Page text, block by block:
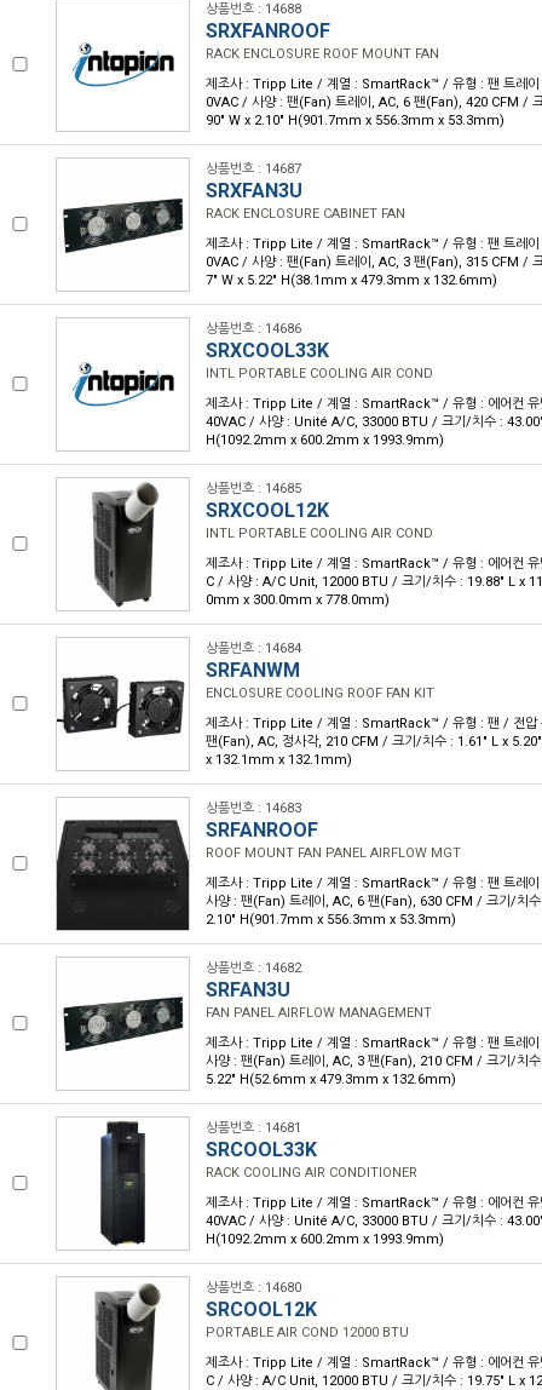
상품번호 : 14688
SRXFANROOF
RACK ENCLOSURE ROOF MOUNT FAN
제조사 : Tripp Lite / 계열 : SmartRack™ / 유형 : 팬 트레
0VAC / 사양 : 팬(Fan) 트레이, AC, 6 팬(Fan), 420 CFM /
90" W x 2.10" H(901.7mm x 556.3mm x 53.3mm)
상품번호 : 14687
SRXFAN3U
RACK ENCLOSURE CABINET FAN
제조사 : Tripp Lite / 계열 : SmartRack™ / 유형 : 팬 트레
0VAC / 사양 : 팬(Fan) 트레이, AC, 3 팬(Fan), 315 CFM /
7" W x 5.22" H(38.1mm x 479.3mm x 132.6mm)
상품번호 : 14686
SRXCOOL33K
INTL PORTABLE COOLING AIR COND
제조사 : Tripp Lite / 계열 : SmartRack™ / 유형 : 에어컨
40VAC / 사양 : Unité A/C, 33000 BTU / 크기/치수 :
H(1092.2mm x 600.2mm x 1993.9mm)
상품번호 : 14685
SRXCOOL12K
INTL PORTABLE COOLING AIR COND
제조사 : Tripp Lite / 계열 : SmartRack™ / 유형 : 에어컨
C / 사양 : A/C Unit, 12000 BTU / 크기/치수 : 19.88" L x
0mm x 300.0mm x 778.0mm)
상품번호 : 14684
SRFANWM
ENCLOSURE COOLING ROOF FAN KIT
제조사 : Tripp Lite / 계열 : SmartRack™ / 유형 : 팬 / 전압
팬(Fan), AC, 정사각, 210 CFM / 크기/치수 : 1.61" L x
x 132.1mm x 132.1mm)
상품번호 : 14683
SRFANROOF
ROOF MOUNT FAN PANEL AIRFLOW MGT
제조사 : Tripp Lite / 계열 : SmartRack™ / 유형 : 팬 트레
사양 : 팬(Fan) 트레이, AC, 6 팬(Fan), 630 CFM / 크기/치
2.10" H(901.7mm x 556.3mm x 53.3mm)
상품번호 : 14682
SRFAN3U
FAN PANEL AIRFLOW MANAGEMENT
제조사 : Tripp Lite / 계열 : SmartRack™ / 유형 : 팬 트레
사양 : 팬(Fan) 트레이, AC, 3 팬(Fan), 210 CFM / 크기/치
5.22" H(52.6mm x 479.3mm x 132.6mm)
상품번호 : 14681
SRCOOL33K
RACK COOLING AIR CONDITIONER
제조사 : Tripp Lite / 계열 : SmartRack™ / 유형 : 에어컨
40VAC / 사양 : Unité A/C, 33000 BTU / 크기/치수 :
H(1092.2mm x 600.2mm x 1993.9mm)
상품번호 : 14680
SRCOOL12K
PORTABLE AIR COND 12000 BTU
제조사 : Tripp Lite / 계열 : SmartRack™ / 유형 : 에어컨
C / 사양 : A/C Unit, 12000 BTU / 크기/치수 : 19.75" L x